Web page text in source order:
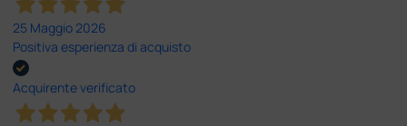
25 Maggio 2026
Positiva esperienza di acquisto
Acquirente verificato